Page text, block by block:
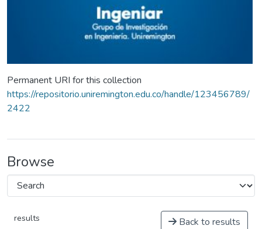
Permanent URI for this collection
https://repositorio.uniremington.edu.co/handle/123456789/
2422
Browse
results Back to results